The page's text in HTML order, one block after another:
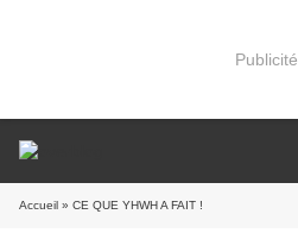
Publicité
Accueil » CE QUE YHWH A FAIT !